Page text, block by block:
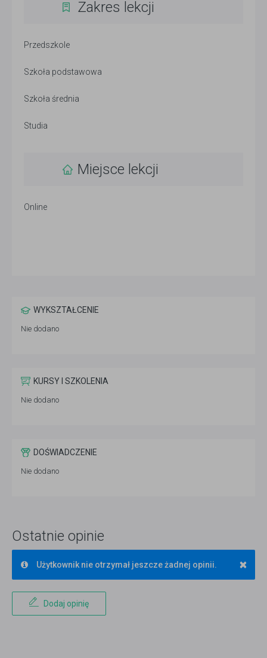
Zakres lekcji
Przedszkole
Szkoła podstawowa
Szkoła średnia
Studia
Miejsce lekcji
Online
WYKSZTAŁCENIE
Nie dodano
KURSY I SZKOLENIA
Nie dodano
DOŚWIADCZENIE
Nie dodano
Ostatnie opinie
×
Użytkownik nie otrzymał jeszcze żadnej opinii.
Dodaj opinię